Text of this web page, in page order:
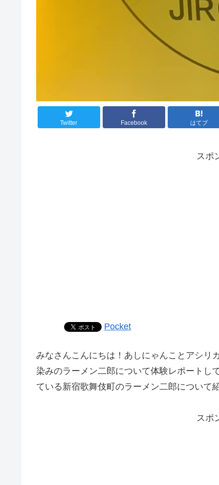
Twitter Facebook はてブ
スポ
Pocket
みなさんこんにちは！あしにゃんことアシリ
染みのラーメン二郎について体験レポートし
ている新宿歌舞伎町のラーメン二郎について
スポ